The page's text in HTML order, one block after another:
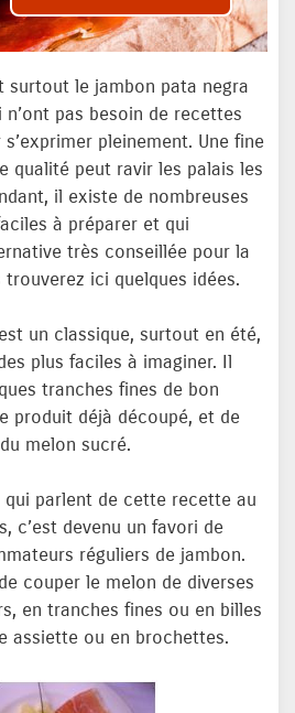
surtout le jambon pata negra
pas besoin de recettes
pleinement. Une fine
qualité peut ravir les palais les
il existe de nombreuses
à préparer et qui
très conseillée pour la
ici quelques idées.
un classique, surtout en été,
plus faciles à imaginer. Il
tranches fines de bon
produit déjà découpé, et de
melon sucré.
parlent de cette recette au
c’est devenu un favori de
réguliers de jambon.
couper le melon de diverses
en tranches fines ou en billes
assiette ou en brochettes.